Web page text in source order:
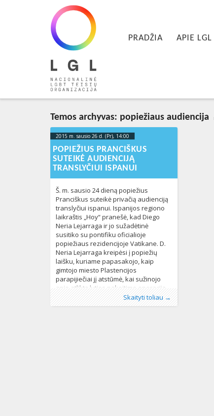
Nacionalinė LGBT teisių organizacija
PRADŽIA APIE LGL
Temos archyvas: popiežiaus audiencija
2015 m. sausio 26 d. (Pr), 14:00
16T20:16:19+00:00
POPIEŽIUS PRANCIŠKUS
SUTEIKĖ AUDIENCIJĄ
TRANSLYČIUI ISPANUI
Š. m. sausio 24 dieną popiežius
Pranciškus suteikė privačią audienciją
translyčiui ispanui. Ispanijos regiono
laikraštis „Hoy“ pranešė, kad Diego
Neria Lejarraga ir jo sužadėtinė
susitiko su pontifiku oficialioje
popiežiaus rezidencijoje Vatikane. D.
Neria Lejarraga kreipėsi į popiežių
laišku, kuriame papasakojo, kaip
gimtojo miesto Plastencijos
parapijiečiai jį atstūmė, kai sužinojo
apie atliktą lyties pakeitimo operaciją.
Ispanas
Skaityti toliau →
Publikavo:Aliona, LGL
Kategorijos:LGBT pasaulyje,Naujienos,
Pasaulyje347
Žymos:diskriminacija,lyties pakeitimo
operacija,popiežiaus audiencija,santuokos